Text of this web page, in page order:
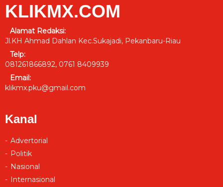
KLIKMX.COM
Alamat Redaksi:
Jl.KH Ahmad Dahlan Kec.Sukajadi, Pekanbaru-Riau
Telp:
081261866892, 0761 8409939
Email:
klikmx.pku@gmail.com
Kanal
Advertorial
Politik
Nasional
Internasional